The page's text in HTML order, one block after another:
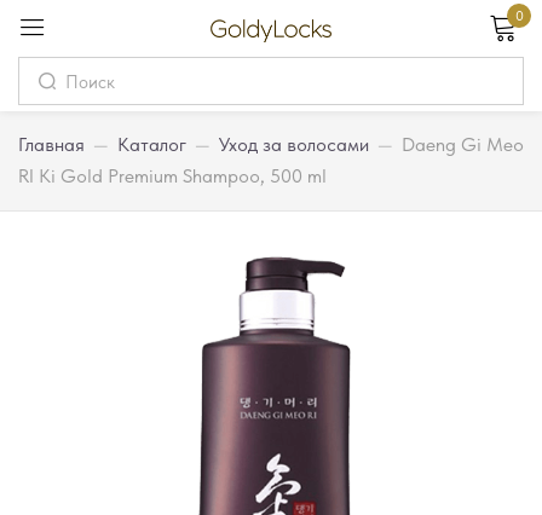
0
Главная — Каталог — Уход за волосами — Daeng Gi Meo
RI Ki Gold Premium Shampoo, 500 ml
Вход
Password
Вход